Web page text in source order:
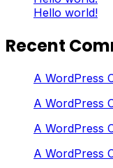
Hello world!
Recent
A WordPress
A WordPress
A WordPress
A WordPress